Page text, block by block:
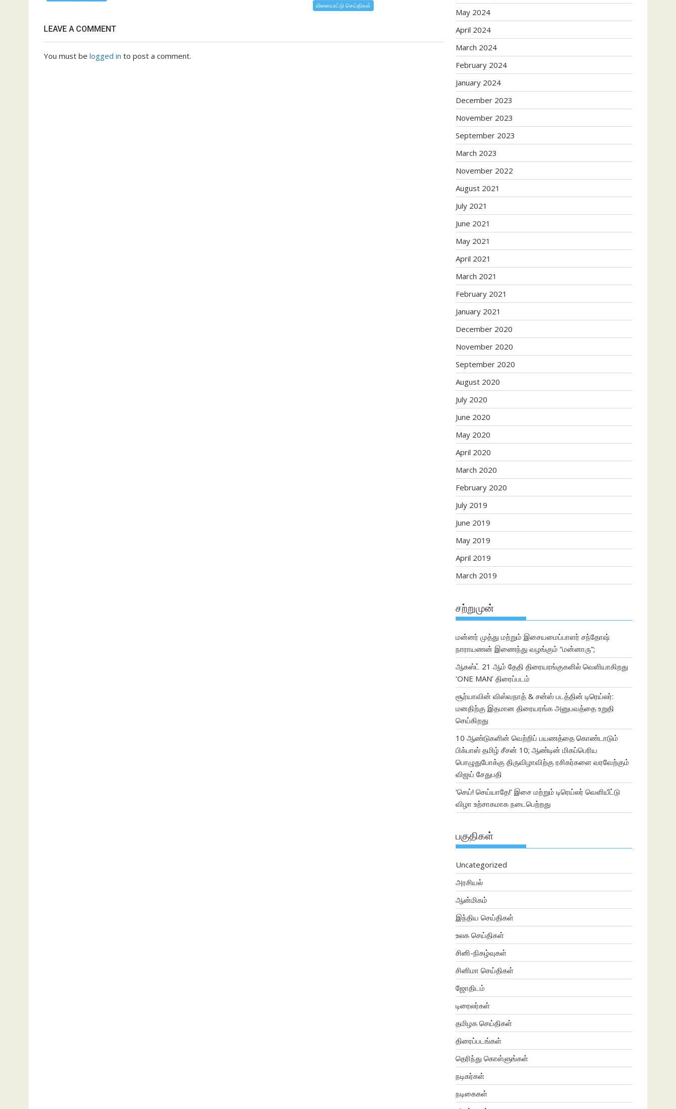
விளையாட்டு செய்திகள்
LEAVE A COMMENT
You must be logged in to post a comment.
May 2024
April 2024
March 2024
February 2024
January 2024
December 2023
November 2023
September 2023
March 2023
November 2022
August 2021
July 2021
June 2021
May 2021
April 2021
March 2021
February 2021
January 2021
December 2020
November 2020
September 2020
August 2020
July 2020
June 2020
May 2020
April 2020
March 2020
February 2020
July 2019
June 2019
May 2019
April 2019
March 2019
சற்றுமுன்
மன்னர் முத்து மற்றும் இசையமைப்பாளர் சந்தோஷ்
நாராயணன் இணைந்து வழங்கும் “மன்னாரு”;
ஆகஸ்ட் 21 ஆம் தேதி திரையரங்குகளில் வெளியாகிறது
‘ONE MAN’ திரைப்படம்
சூர்யாவின் விஸ்வநாத் & சன்ஸ் படத்தின் டிரெய்லர்:
மனதிற்கு இதமான திரையரங்க அனுபவத்தை உறுதி
செய்கிறது
10 ஆண்டுகளின் வெற்றிப் பயணத்தை கொண்டாடும்
பிக்பாஸ் தமிழ் சீசன் 10; ஆண்டின் மிகப்பெரிய
பொழுதுபோக்கு திருவிழாவிற்கு ரசிகர்களை வரவேற்கும்
விஜய் சேதுபதி
‘செய்! செய்யாதே!’ இசை மற்றும் டிரெய்லர் வெளியீட்டு
விழா உற்சாகமாக நடைபெற்றது
பகுதிகள்
Uncategorized
அரசியல்
ஆன்மிகம்
இந்திய செய்திகள்
உலக செய்திகள்
சினி-நிகழ்வுகள்
சினிமா செய்திகள்
ஜோதிடம்
டிரைலர்கள்
தமிழக செய்திகள்
திரைப்படங்கள்
தெரிந்து கொள்ளுங்கள்
நடிகர்கள்
நடிகைகள்